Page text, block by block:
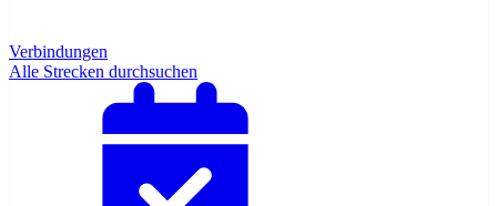
Verbindungen
Alle Strecken durchsuchen